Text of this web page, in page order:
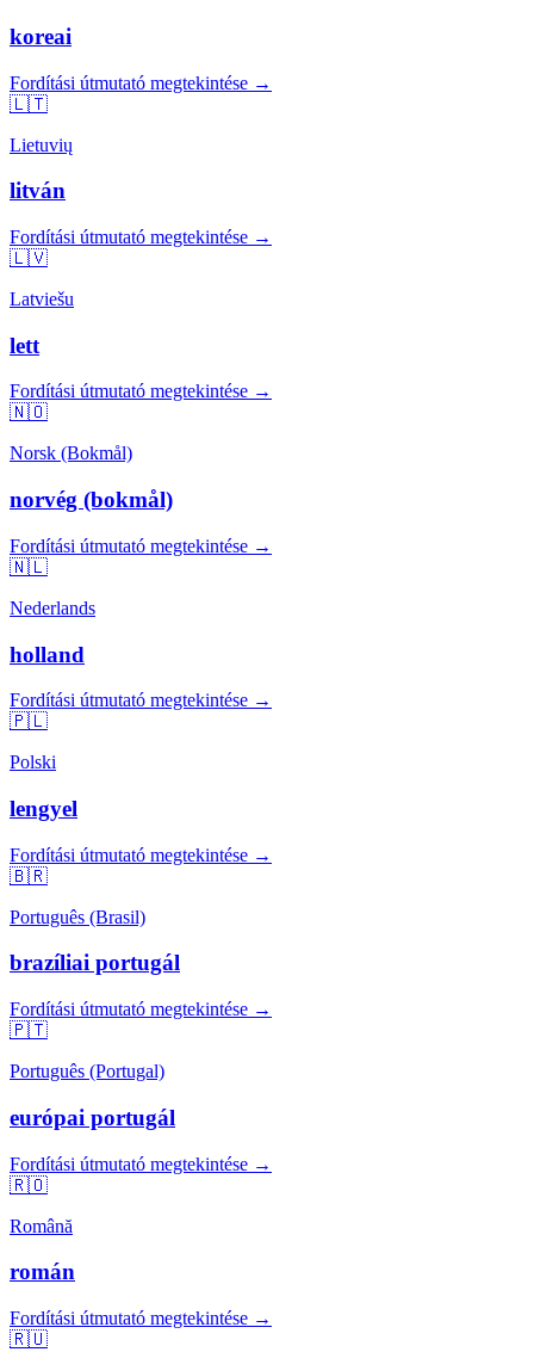
koreai
Fordítási útmutató megtekintése →
🇱🇹
Lietuvių
litván
Fordítási útmutató megtekintése →
🇱🇻
Latviešu
lett
Fordítási útmutató megtekintése →
🇳🇴
Norsk (Bokmål)
norvég (bokmål)
Fordítási útmutató megtekintése →
🇳🇱
Nederlands
holland
Fordítási útmutató megtekintése →
🇵🇱
Polski
lengyel
Fordítási útmutató megtekintése →
🇧🇷
Português (Brasil)
brazíliai portugál
Fordítási útmutató megtekintése →
🇵🇹
Português (Portugal)
európai portugál
Fordítási útmutató megtekintése →
🇷🇴
Română
román
Fordítási útmutató megtekintése →
🇷🇺